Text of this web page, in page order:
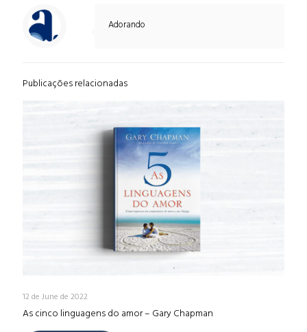
Adorando
Publicações relacionadas
12 de June de 2022
As cinco linguagens do amor – Gary Chapman